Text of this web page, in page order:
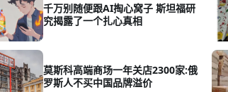
千万别随便跟AI掏心窝子 斯坦福研
究揭露了一个扎心真相
莫斯科高端商场一年关店2300家:俄
罗斯人不买中国品牌溢价